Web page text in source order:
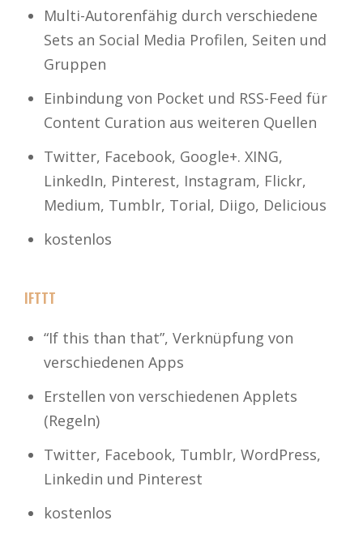
Multi-Autorenfähig durch verschiedene
Sets an Social Media Profilen, Seiten und
Gruppen
Einbindung von Pocket und RSS-Feed für
Content Curation aus weiteren Quellen
Twitter, Facebook, Google+. XING,
LinkedIn, Pinterest, Instagram, Flickr,
Medium, Tumblr, Torial, Diigo, Delicious
kostenlos
IFTTT
“If this than that”, Verknüpfung von
verschiedenen Apps
Erstellen von verschiedenen Applets
(Regeln)
Twitter, Facebook, Tumblr, WordPress,
Linkedin und Pinterest
kostenlos